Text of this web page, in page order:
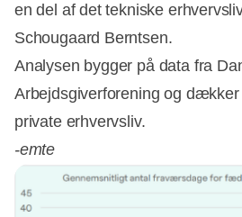
en del af det tekniske
Schougaard Berntsen.
Analysen bygger på data fra
Arbejdsgiverforening og
private erhvervsliv.
-emte